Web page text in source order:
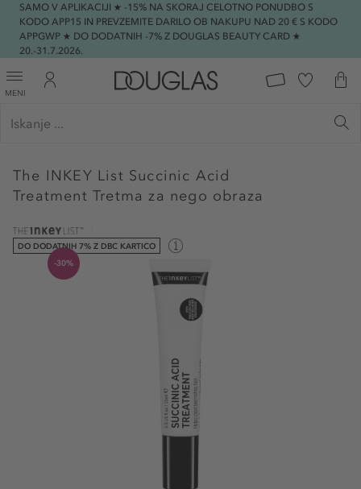
SAMO V APLIKACIJI ★ -15% NA SKORAJ CELOTNO PONUDBO S
KODO APP15 IN PREVZEMITE DARILO OB NAKUPU NAD 20 € S KODO
APPGWP ★ DO DODATNIH -7% Z DOUGLAS BEAUTY CARD ★
20.-31.7.2026.
MENI
The INKEY List Succinic Acid
Treatment Tretma za nego obraza
DO DODATNIH 7% Z DBC KARTICO
-30%